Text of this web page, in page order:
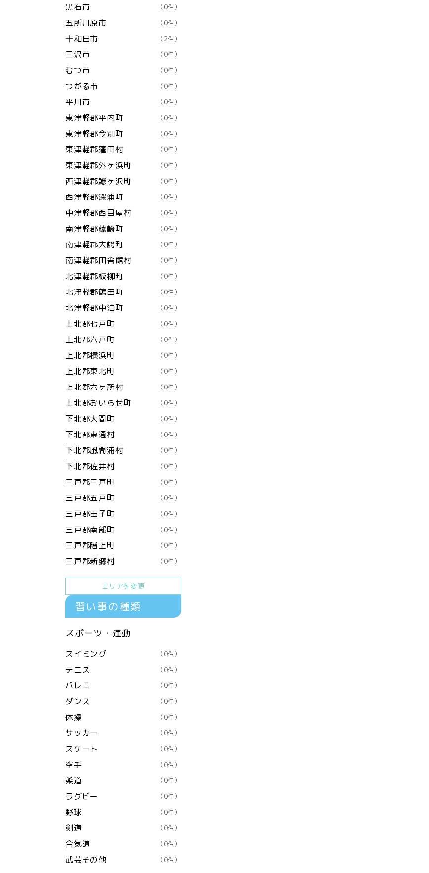
黒石市 （0件）
五所川原市 （0件）
十和田市 （2件）
三沢市 （0件）
むつ市 （0件）
つがる市 （0件）
平川市 （0件）
東津軽郡平内町 （0件）
東津軽郡今別町 （0件）
東津軽郡蓬田村 （0件）
東津軽郡外ヶ浜町 （0件）
西津軽郡鰺ヶ沢町 （0件）
西津軽郡深浦町 （0件）
中津軽郡西目屋村 （0件）
南津軽郡藤崎町 （0件）
南津軽郡大鰐町 （0件）
南津軽郡田舎館村 （0件）
北津軽郡板柳町 （0件）
北津軽郡鶴田町 （0件）
北津軽郡中泊町 （0件）
上北郡七戸町 （0件）
上北郡六戸町 （0件）
上北郡横浜町 （0件）
上北郡東北町 （0件）
上北郡六ヶ所村 （0件）
上北郡おいらせ町 （0件）
下北郡大間町 （0件）
下北郡東通村 （0件）
下北郡風間浦村 （0件）
下北郡佐井村 （0件）
三戸郡三戸町 （0件）
三戸郡五戸町 （0件）
三戸郡田子町 （0件）
三戸郡南部町 （0件）
三戸郡階上町 （0件）
三戸郡新郷村 （0件）
エリアを変更
習い事の種類
スポーツ・運動
スイミング （0件）
テニス （0件）
バレエ （0件）
ダンス （0件）
体操 （0件）
サッカー （0件）
スケート （0件）
空手 （0件）
柔道 （0件）
ラグビー （0件）
野球 （0件）
剣道 （0件）
合気道 （0件）
武芸その他 （0件）